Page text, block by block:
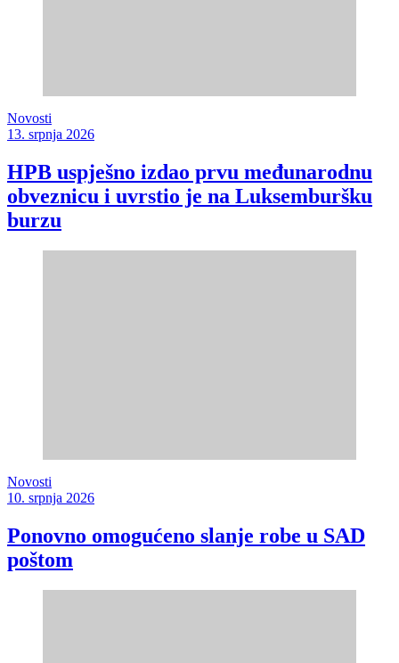
Novosti
13. srpnja 2026
HPB uspješno izdao prvu međunarodnu
obveznicu i uvrstio je na Luksemburšku
burzu
Novosti
10. srpnja 2026
Ponovno omogućeno slanje robe u SAD
poštom